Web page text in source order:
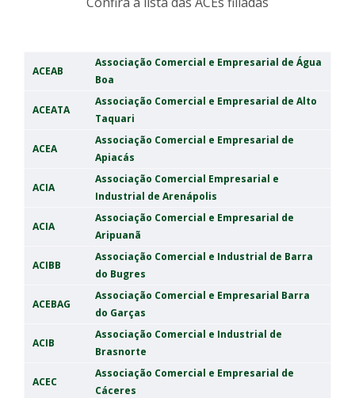
ACEAB
Associação Comercial e Empresarial de Água
Boa
ACEATA
Associação Comercial e Empresarial de Alto
Taquari
ACEA
Associação Comercial e Empresarial de
Apiacás
ACIA
Associação Comercial Empresarial e
Industrial de Arenápolis
ACIA
Associação Comercial e Empresarial de
Aripuanã
ACIBB
Associação Comercial e Industrial de Barra
do Bugres
ACEBAG
Associação Comercial e Empresarial Barra
do Garças
ACIB
Associação Comercial e Industrial de
Brasnorte
ACEC
Associação Comercial e Empresarial de
Cáceres